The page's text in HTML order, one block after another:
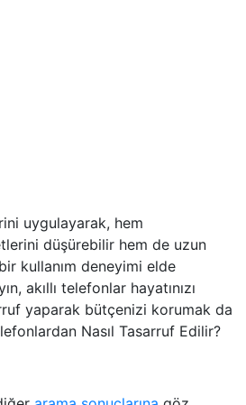
uygulayarak, hem
düşürebilir hem de uzun
kullanım deneyimi elde
akıllı telefonlar hayatınızı
yaparak bütçenizi korumak da
Nasıl Tasarruf Edilir?